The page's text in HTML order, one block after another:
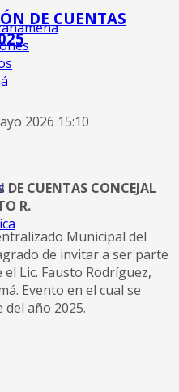
DE CUENTAS
2026 15:10
CUENTAS CONCEJAL
R.
Municipal del
de invitar a ser parte
Lic. Fausto Rodríguez,
Evento en el cual se
año 2025.